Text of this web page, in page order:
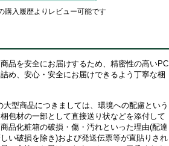
購入履歴よりレビュー可能です
品を安全にお届けするため、精密性の高いPC
め、安心・安全にお届けできるよう丁寧な梱
型商品につきましては、環境への配慮という
包材の一部として直接送り状などを添付して
品化粧箱の破損・傷・汚れといった理由(配達
い破損を除き)および発送伝票等が直貼りされ